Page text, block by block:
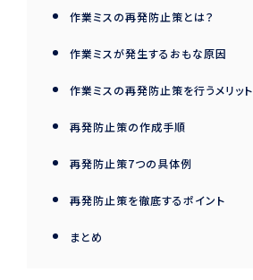
作業ミスの再発防止策とは？
作業ミスが発生するおもな原因
作業ミスの再発防止策を行うメリット
再発防止策の作成手順
再発防止策7つの具体例
再発防止策を徹底するポイント
まとめ